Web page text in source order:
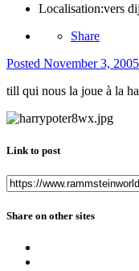
Localisation:vers
Share
Posted November 3, 2005
till qui nous la joue à la
Link to post
Share on other sites